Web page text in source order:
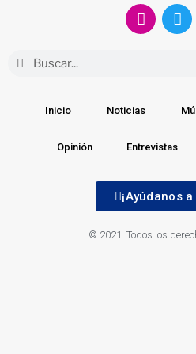
Inicio Noticias
Opinión Entrevistas
¡Ayúdanos
© 2021. Todos los